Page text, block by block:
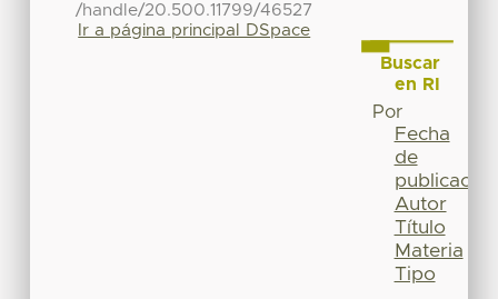
/handle/20.500.11799/46527
Ir a página principal DSpace
Buscar
en RI
Por
Fecha
de
publicación
Autor
Título
Materia
Tipo